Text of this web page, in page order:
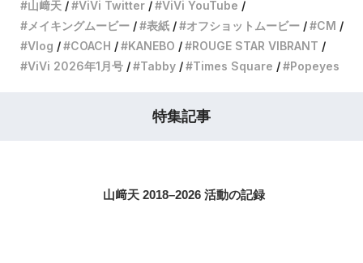
山﨑天 ViVi Twitter
ViVi YouTube
メイキングムービー
表紙 オフショットムービー
CM
Vlog
COACH KANEBO
ROUGE STAR VIBRANT
ViVi 2026年1月号
Tabby Times Square Popeyes
特集記事
山﨑天 2018–2026 活動の記録